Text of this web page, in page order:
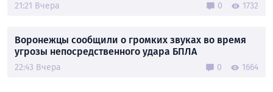
21:21 Вчера 0 1732
Воронежцы сообщили о громких звуках во время
угрозы непосредственного удара БПЛА
22:43 Вчера 0 1664